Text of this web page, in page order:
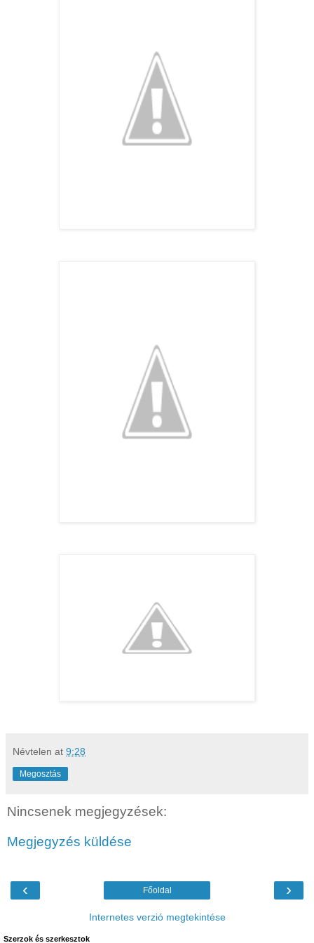
Névtelen at 9:28
Megosztás
Nincsenek megjegyzések:
Megjegyzés küldése
‹ ›
Főoldal
Internetes verzió megtekintése
Szerzok és szerkesztok